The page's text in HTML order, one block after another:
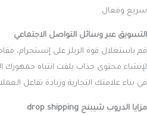
سريع وفعال.
التسويق عبر وسائل التواصل الاجتماعي
قم باستغلال قوة الريلز على إنستجرام،
لإنشاء محتوى جذاب يلفت انتباه
في بناء علامتك التجارية وزيادة تفاعل
مزايا الدروب شيبنج drop shipping